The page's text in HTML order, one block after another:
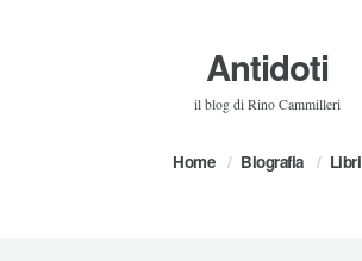
Antidoti
il blog di Rino Cammilleri
Home Biografia Libri